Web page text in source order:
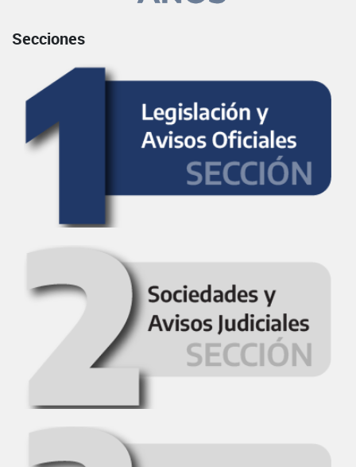
Secciones